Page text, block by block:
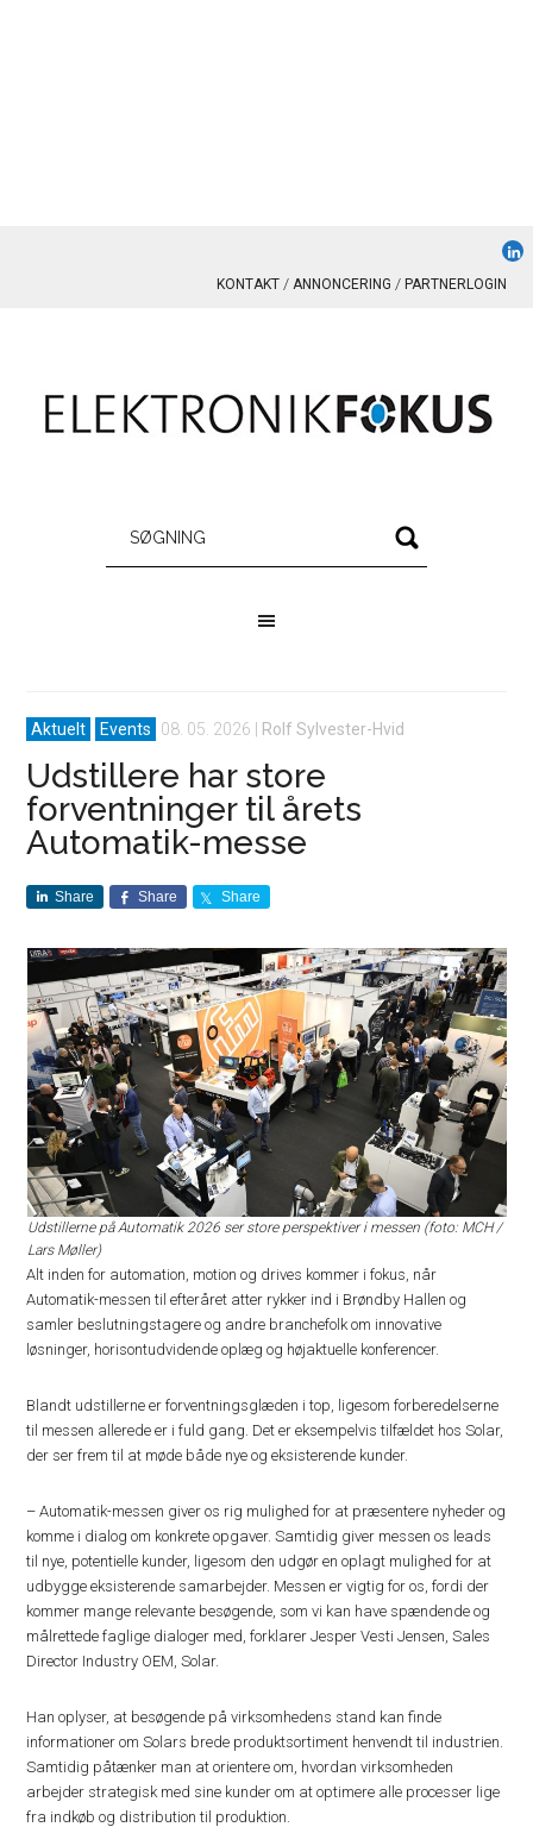
KONTAKT ANNONCERING PARTNERLOGIN
Aktuelt Events 08. 05. 2026 Rolf Sylvester-Hvid
Udstillere har store
forventninger til årets
Automatik-messe
Share Share Share
Udstillerne på Automatik 2026 ser store perspektiver i messen (foto: MCH /
Lars Møller)
Alt inden for automation, motion og drives kommer i fokus, når
Automatik-messen til efteråret atter rykker ind i Brøndby Hallen og
samler beslutningstagere og andre branchefolk om innovative
løsninger, horisontudvidende oplæg og højaktuelle konferencer.
Blandt udstillerne er forventningsglæden i top, ligesom forberedelserne
til messen allerede er i fuld gang. Det er eksempelvis tilfældet hos Solar,
der ser frem til at møde både nye og eksisterende kunder.
– Automatik-messen giver os rig mulighed for at præsentere nyheder og
komme i dialog om konkrete opgaver. Samtidig giver messen os leads
til nye, potentielle kunder, ligesom den udgør en oplagt mulighed for at
udbygge eksisterende samarbejder. Messen er vigtig for os, fordi der
kommer mange relevante besøgende, som vi kan have spændende og
målrettede faglige dialoger med, forklarer Jesper Vesti Jensen, Sales
Director Industry OEM, Solar.
Han oplyser, at besøgende på virksomhedens stand kan finde
informationer om Solars brede produktsortiment henvendt til industrien.
Samtidig påtænker man at orientere om, hvordan virksomheden
arbejder strategisk med sine kunder om at optimere alle processer lige
fra indkøb og distribution til produktion.